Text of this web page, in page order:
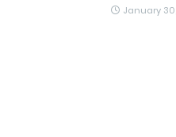
January 30,